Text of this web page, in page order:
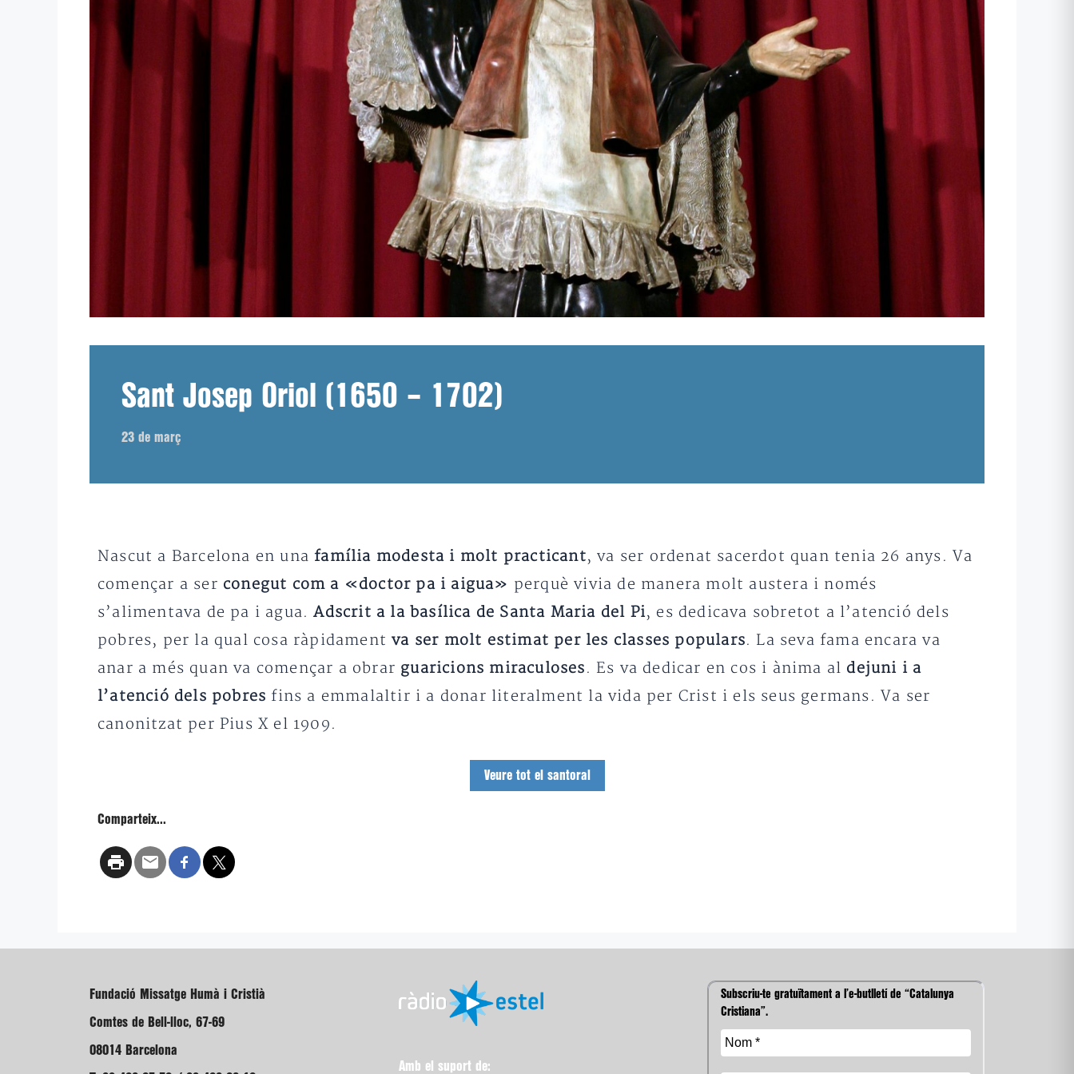
Sant Josep Oriol (1650 – 1702)
23 de març
Nascut a Barcelona en unafamília modesta i molt practicant, va ser ordenat sacerdot quan tenia 26 anys. Va
començar a ser conegut com a «doctor pa i aigua» perquè vivia de manera molt austera i només
s’alimentava de pa i agua.Adscrit a la basílica de Santa Maria del Pi, es dedicava sobretot a l’atenció dels
pobres, per la qual cosa ràpidamentva ser molt estimat per les classes populars. La seva fama encara va
anar a més quan va començar a obrar guaricions miraculoses. Es va dedicar en cos i ànima al dejuni i a
l’atenció dels pobres fins a emmalaltir i a donar literalment la vida per Crist i els seus germans. Va ser
canonitzat per Pius X el 1909.
Veure tot el santoral
Comparteix...
Fundació Missatge Humà i Cristià
Comtes de Bell-lloc, 67-69
08014 Barcelona
Amb el suport de:
Subscriu-te gratuïtament a l’e-butlletí de “Catalunya
Cristiana”.